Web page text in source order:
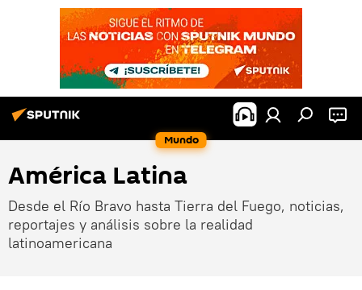
Mundo
América Latina
Desde el Río Bravo hasta Tierra del Fuego, noticias,
reportajes y análisis sobre la realidad
latinoamericana